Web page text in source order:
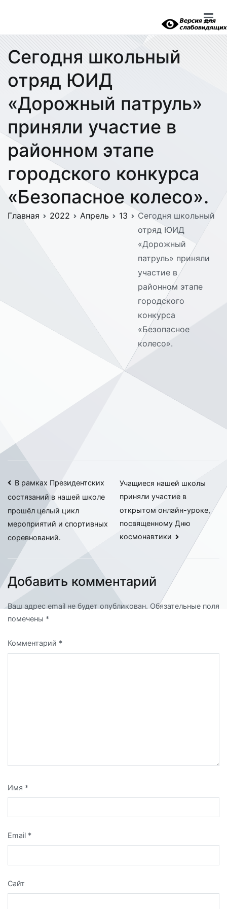
Сегодня школьный
отряд ЮИД
«Дорожный патруль»
приняли участие в
районном этапе
городского конкурса
«Безопасное колесо».
Главная 2022 Апрель 13
Сегодня школьный
отряд ЮИД
«Дорожный
патруль» приняли
участие в
районном этапе
городского
конкурса
«Безопасное
колесо».
Навигация
по
записям
В рамках Президентских
состязаний в нашей школе
прошёл целый цикл
мероприятий и спортивных
соревнований.
Учащиеся нашей школы
приняли участие в
открытом онлайн-уроке,
посвященному Дню
космонавтики
Добавить комментарий
Ваш адрес email не будет опубликован. Обязательные поля
помечены *
Комментарий *
Имя *
Email *
Сайт